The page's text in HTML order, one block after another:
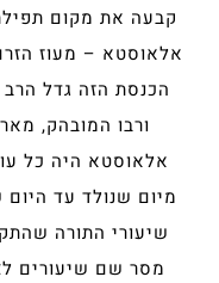
קבעה את מקום
אלאוסטא – מעוז
הכנסת הזה גדל הרב
ורבו המובהק,
אלאוסטא היה כל
מיום שנולד עד
שיעורי התורה
מסר שם שיעורים